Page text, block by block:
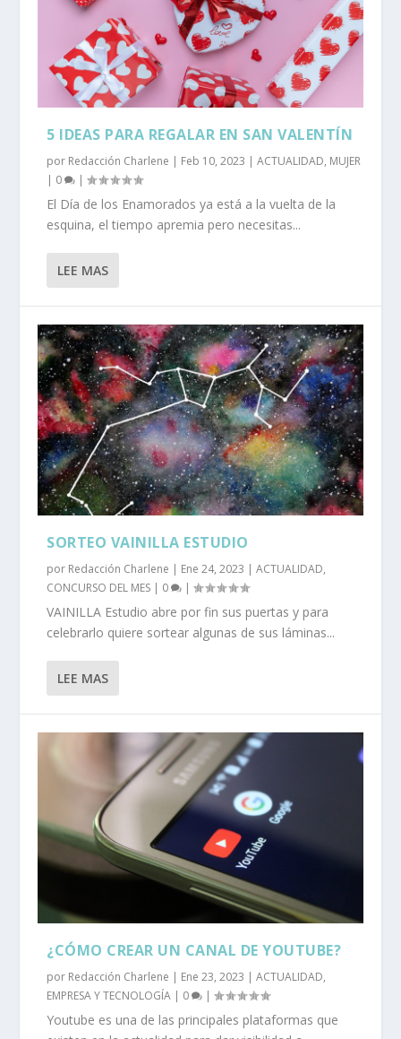
SORTEO VAINILLA ESTUDIO
¿CÓMO CREAR UN CANAL DE YOUTUBE?
DEPRESIÓN Y MEDICINA PERSONALIZADA DE
PRECISIÓN
¿QUÉ LENCERÍA USAR PARA SAN VALENTÍN?
5 IDEAS PARA REGALAR EN SAN VALENTÍN
por Redacción Charlene | Feb 10, 2023 |ACTUALIDAD, MUJER
| 0 |
El Día de los Enamorados ya está a la vuelta de la
esquina, el tiempo apremia pero necesitas...
LEE MAS
SORTEO VAINILLA ESTUDIO
por Redacción Charlene | Ene 24, 2023 |ACTUALIDAD,
CONCURSO DEL MES | 0 |
VAINILLA Estudio abre por fin sus puertas y para
celebrarlo quiere sortear algunas de sus láminas...
LEE MAS
¿CÓMO CREAR UN CANAL DE YOUTUBE?
por Redacción Charlene | Ene 23, 2023 |ACTUALIDAD,
EMPRESA Y TECNOLOGÍA | 0 |
Youtube es una de las principales plataformas que